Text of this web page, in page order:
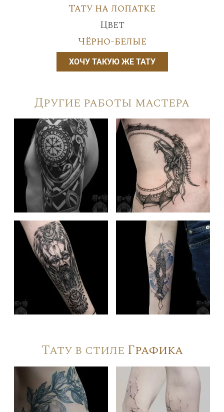
Тату на лопатке
Цвет
Чёрно-белые
ХОЧУ ТАКУЮ ЖЕ ТАТУ
Другие работы мастера
Тату в стиле Графика